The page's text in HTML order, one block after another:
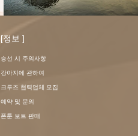
[정보 ]
승선 시 주의사항
강아지에 관하여
크루즈 협력업체 모집
예약 및 문의
폰툰 보트 판매